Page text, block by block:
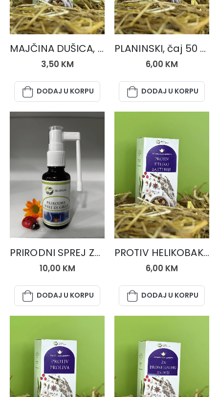
ČAJEVI
MAJČINA DUŠICA, čaj 50 gr.
3,50 KM
DODAJ U KORPU
ČAJNE MJEŠAVINE
PLANINSKI, čaj 50 gr.
6,00 KM
DODAJ U KORPU
SPREJEVI ZA NOS I GRLO
PRIRODNI SPREJ ZA GRLO
10,00 KM
DODAJ U KORPU
ČAJNE MJEŠAVINE
PROTIV HELIKOBAKTERIJE, čaj 50 gr.
6,00 KM
DODAJ U KORPU